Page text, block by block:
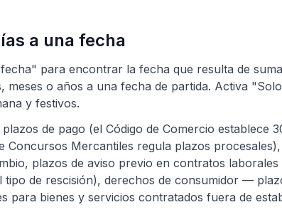
a una fecha
para encontrar la fecha que resulta de
meses o años a una fecha de partida. Activa
y festivos.
de pago (el Código de Comercio establece
Concursos Mercantiles regula plazos
plazos de aviso previo en contratos laborales
tipo de rescisión), derechos de consumidor —
para bienes y servicios contratados fuera de